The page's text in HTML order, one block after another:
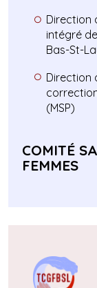
Direction
intégré
Bas-St-
Direction
(MSP)
COMITÉ
FEMMES